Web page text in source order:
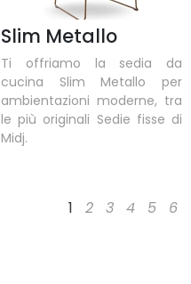
Slim Metallo
Ti offriamo la sedia da
cucina Slim Metallo per
ambientazioni moderne, tra
le più originali Sedie fisse di
Midj.
1 2 3 4 5 6